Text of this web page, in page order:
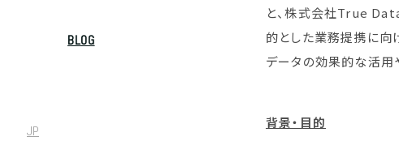
BLOG
JP
と、株式会社True
的とした業務提携に向
データの効果的な活用
背景・目的